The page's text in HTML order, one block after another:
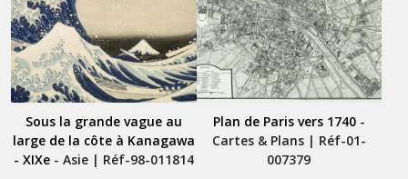
Sous la grande vague au
large de la côte à Kanagawa
- XIXe- Asie | Réf-98-011814
Plan de Paris vers 1740-
Cartes & Plans | Réf-01-
007379